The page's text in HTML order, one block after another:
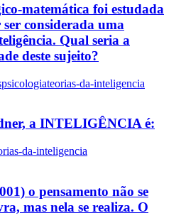
matemática foi estudada
considerada uma
Qual seria a
deste sujeito?
psicologiateorias-da-inteligencia
a INTELIGÊNCIA é:
da-inteligencia
o pensamento não se
mas nela se realiza. O